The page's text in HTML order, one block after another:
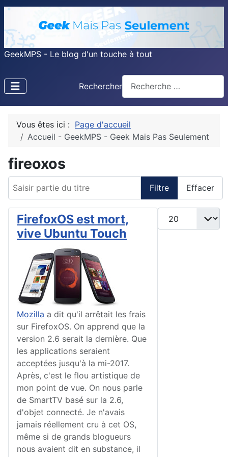
GeekMPS - Le blog d'un touche à tout
Rechercher
Vous êtes ici : Page d'accueil
Accueil - GeekMPS - Geek Mais Pas Seulement
fireoxos
Filtre Effacer
Afficher #
FirefoxOS est mort,
vive Ubuntu Touch
Mozilla a dit qu'il arrêtait les frais
sur FirefoxOS. On apprend que la
version 2.6 serait la dernière. Que
les applications seraient
acceptées jusqu'à la mi-2017.
Après, c'est le flou artistique de
mon point de vue. On nous parle
de SmartTV basé sur la 2.6,
d'objet connecté. Je n'avais
jamais réellement cru à cet OS,
même si de grands blogueurs
nous avaient dit en substance, il